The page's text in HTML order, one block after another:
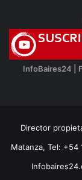
InfoBaires24 |
Director
Matanza, Tel: